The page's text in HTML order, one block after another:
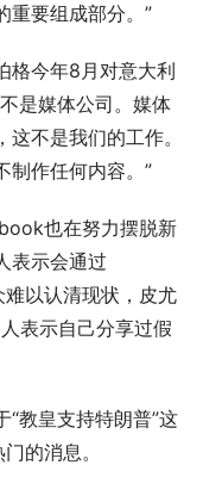
重要组成部分。”
格今年8月对意大利
是媒体公司。媒体
不是我们的工作。
制作任何内容。”
也在努力摆脱新
表示会通过
以认清现状，皮尤
表示自己分享过假
教皇支持特朗普”这
的消息。